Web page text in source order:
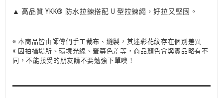
▲ 高品質 YKK® 防水拉鍊搭配 U 型拉鍊繩，好拉又堅固。
※ 本商品皆由師傅們手工裁布、縫製，其迷彩花紋存在個別差異
※ 因拍攝場所、環境光線、螢幕色差等，商品顏色會與實品略有不
同，不能接受的朋友請不要勉強下單噢！